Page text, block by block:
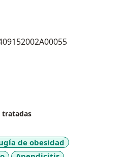
2409152002A00055
tratadas
de obesidad